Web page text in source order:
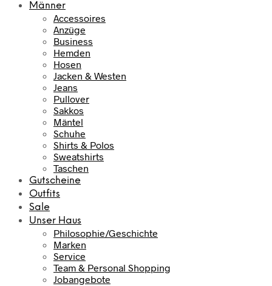
Männer
Accessoires
Anzüge
Business
Hemden
Hosen
Jacken & Westen
Jeans
Pullover
Sakkos
Mäntel
Schuhe
Shirts & Polos
Sweatshirts
Taschen
Gutscheine
Outfits
Sale
Unser Haus
Philosophie/Geschichte
Marken
Service
Team & Personal Shopping
Jobangebote